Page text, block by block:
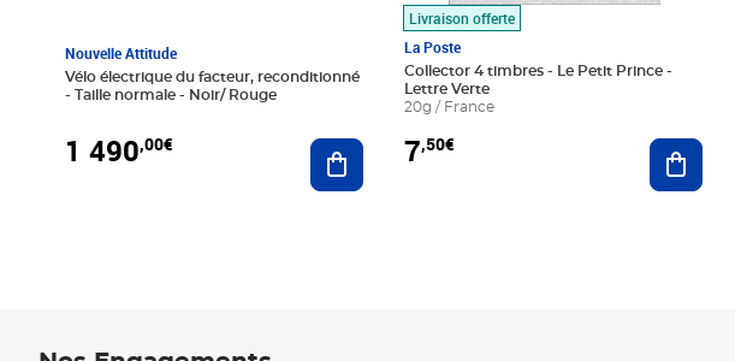
Nouvelle Attitude
Vélo électrique du facteur, reconditionné
- Taille normale - Noir/ Rouge
1 490,00€ Ajouter au panier
Livraison offerte
La Poste
Collector 4 timbres - Le Petit Prince -
Lettre Verte
20g / France
7,50€